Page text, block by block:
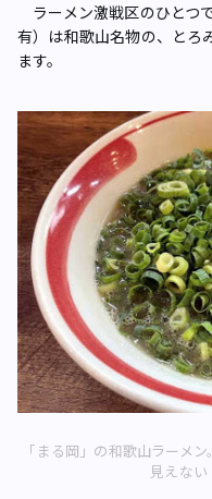
ラーメン激戦区のひとつ
有）は和歌山名物の、とろ
ます。
「まる岡」の和歌山ラーメ
見えない